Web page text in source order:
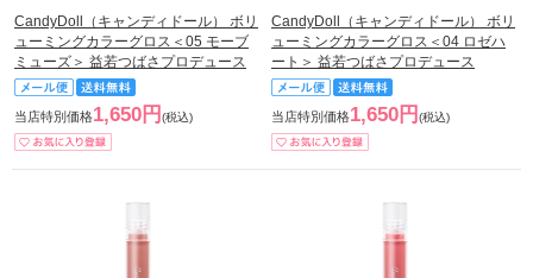
CandyDoll（キャンディドール） ボリ
ューミングカラーグロス＜05 モーブ
ミューズ＞ 益若つばさプロデュース
当店特別価格1,650円 (税込)
CandyDoll（キャンディドール） ボリ
ューミングカラーグロス＜04 ロゼハ
ート＞ 益若つばさプロデュース
当店特別価格1,650円 (税込)